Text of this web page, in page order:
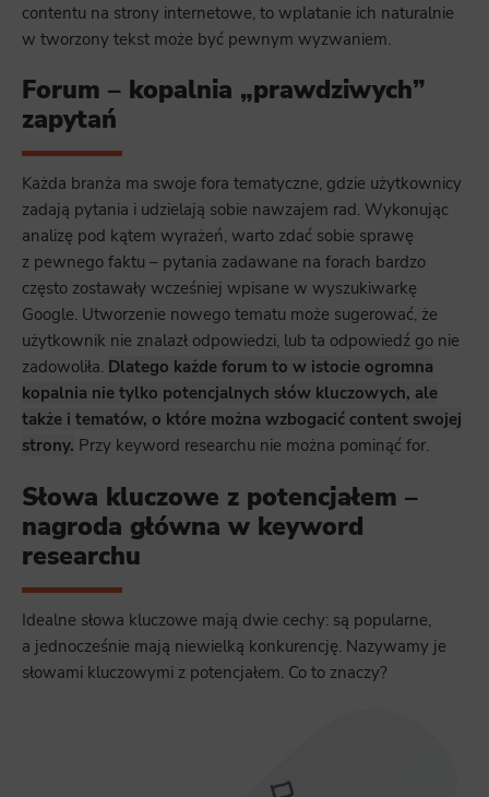
contentu na strony internetowe, to wplatanie ich naturalnie
w tworzony tekst może być pewnym wyzwaniem.
Forum – kopalnia „prawdziwych”
zapytań
Każda branża ma swoje fora tematyczne, gdzie użytkownicy
zadają pytania i udzielają sobie nawzajem rad. Wykonując
analizę pod kątem wyrażeń, warto zdać sobie sprawę
z pewnego faktu – pytania zadawane na forach bardzo
często zostawały wcześniej wpisane w wyszukiwarkę
Google. Utworzenie nowego tematu może sugerować, że
użytkownik nie znalazł odpowiedzi, lub ta odpowiedź go nie
zadowoliła. Dlatego każde forum to w istocie ogromna
kopalnia nie tylko potencjalnych słów kluczowych, ale
także i tematów, o które można wzbogacić content swojej
strony. Przy keyword researchu nie można pominąć for.
Słowa kluczowe z potencjałem –
nagroda główna w keyword
researchu
Idealne słowa kluczowe mają dwie cechy: są popularne,
a jednocześnie mają niewielką konkurencję. Nazywamy je
słowami kluczowymi z potencjałem. Co to znaczy?